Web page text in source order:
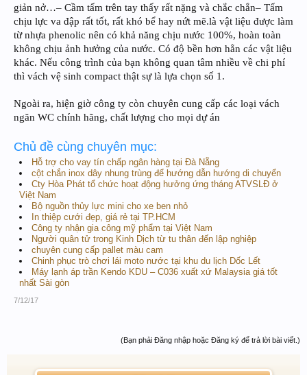
giản nở…– Cầm tấm trên tay thấy rất nặng và chắc chắn– Tấm
chịu lực va đập rất tốt, rất khó bể hay nứt mẽ.là vật liệu được làm
từ nhựa phenolic nên có khả năng chịu nước 100%, hoàn toàn
không chịu ảnh hưởng của nước. Có độ bền hơn hẳn các vật liệu
khác. Nếu công trình của bạn không quan tâm nhiều về chi phí
thì vách vệ sinh compact thật sự là lựa chọn số 1.
Ngoài ra, hiện giờ công ty còn chuyên cung cấp các loại vách
ngăn WC chính hãng, chất lượng cho mọi dự án
Chủ đề cùng chuyên mục:
Hỗ trợ cho vay tín chấp ngân hàng tại Đà Nẵng
cột chắn inox dây nhung trùng để hướng dẫn hướng di chuyển
Cty Hòa Phát tổ chức hoạt động hưởng ứng tháng ATVSLĐ ở
Việt Nam
Bộ nguồn thủy lực mini cho xe ben nhỏ
In thiệp cưới đẹp, giá rẻ tại TP.HCM
Công ty nhận gia công mỹ phẩm tại Việt Nam
Người quân tử trong Kinh Dịch từ tu thân đến lập nghiệp
chuyên cung cấp pallet màu cam
Chinh phục trò chơi lái moto nước tại khu du lịch Dốc Lết
Máy lạnh áp trần Kendo KDU – C036 xuất xứ Malaysia giá tốt
nhất Sài gòn
7/12/17
(Bạn phải Đăng nhập hoặc Đăng ký để trả lời bài viết.)